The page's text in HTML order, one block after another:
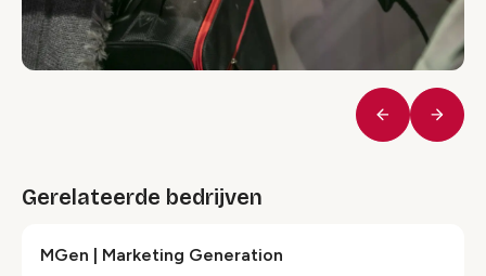
Vorige
Gerelateerde bedrijven
MGen | Marketing Generation